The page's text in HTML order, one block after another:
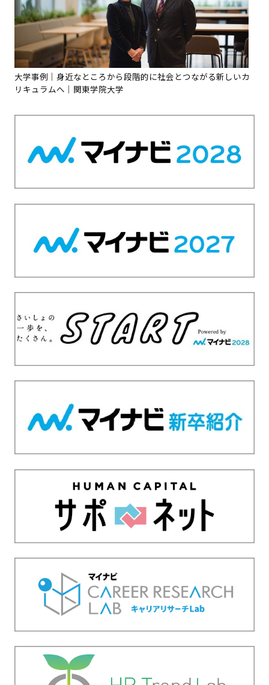
大学事例｜身近なところから段階的に社会とつながる新しいカ
リキュラムへ｜関東学院大学